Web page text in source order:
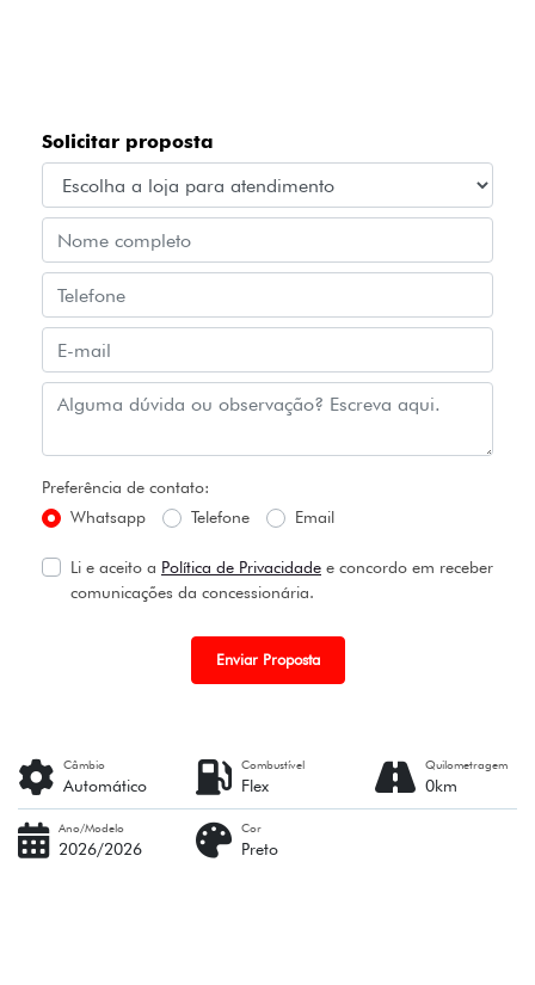
Solicitar proposta
Preferência de contato:
Whatsapp
Telefone Email
Li e aceito a Política de Privacidade e concordo em receber
comunicações da concessionária.
Enviar Proposta
Câmbio
Automático
Combustível
Flex
Quilometragem
0km
Ano/Modelo
2026/2026
Cor
Preto